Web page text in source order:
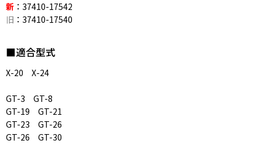
新 ：37410-17542
旧 ：37410-17540
■適合型式
X-20 X-24
GT-3 GT-8
GT-19 GT-21
GT-23 GT-26
GT-26 GT-30